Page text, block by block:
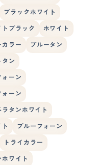
ブラックホワイト
トブラック ホワイト
カラー ブルータン
タン
ォーン
ォーン
ラタンホワイト
ブルーフォーン
トライカラー
ワイト